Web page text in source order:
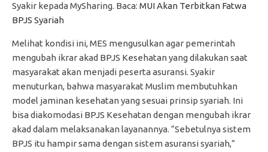
Syakir kepada MySharing. Baca: MUI Akan Terbitkan Fatwa
BPJS Syariah
Melihat kondisi ini, MES mengusulkan agar pemerintah
mengubah ikrar akad BPJS Kesehatan yang dilakukan saat
masyarakat akan menjadi peserta asuransi. Syakir
menuturkan, bahwa masyarakat Muslim membutuhkan
model jaminan kesehatan yang sesuai prinsip syariah. Ini
bisa diakomodasi BPJS Kesehatan dengan mengubah ikrar
akad dalam melaksanakan layanannya. “Sebetulnya sistem
BPJS itu hampir sama dengan sistem asuransi syariah,”